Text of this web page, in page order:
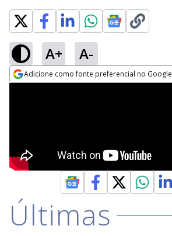
A+ A-
Adicione como fonte preferencial no Google
Últimas